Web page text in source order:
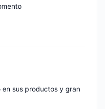
en sus productos y gran